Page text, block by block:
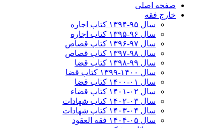
صفحه اصلی
خارج فقه
سال ۹۵-۱۳۹۴ کتاب اجاره
سال ۹۶-۱۳۹۵ کتاب اجاره
سال ۹۷-۱۳۹۶ کتاب قصاص
سال ۹۸-۱۳۹۷ کتاب قصاص
سال ۹۹-۱۳۹۸‍ کتاب قضا
سال ۱۴۰۰-۱۳۹۹ کتاب قضا
سال ۰۱-۱۴۰۰ کتاب قضا
سال ۰۲-۱۴۰۱ کتاب قضاء
سال ۰۳-۱۴۰۲ کتاب شهادات
سال ۰۴-۱۴۰۳ کتاب شهادات
سال ۰۵-۱۴۰۴ فقه العقود